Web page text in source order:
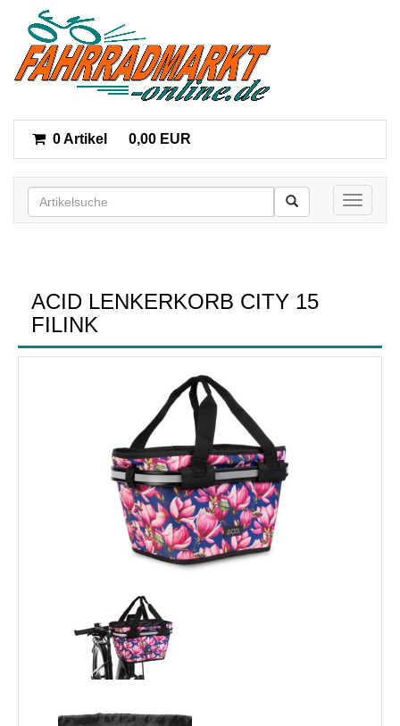
0 Artikel 0,00 EUR
Toggle
ACID LENKERKORB CITY 15
FILINK